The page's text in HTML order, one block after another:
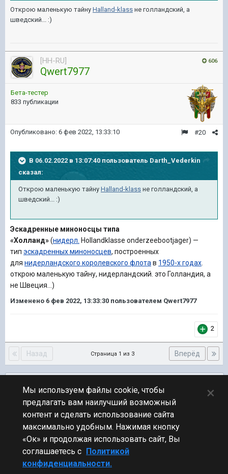
Открою маленькую тайну Halland-klass не голландский, а
шведский... :)
606
[HH-RU]
Qwert7977
Бета-тестер
833 публикации
#20
Опубликовано: 6 фев 2022, 13:33:10
В 06.02.2022 в 13:07:40 пользователь Darth_Vederkin
сказал:
Открою маленькую тайну Halland-klass не голландский, а
шведский... :)
Эскадренные миноносцы типа
«Холланд»(нидерл. Hollandklasse onderzeebootjager) —
тип эскадренных миноносцев, построенных
для нидерландского королевского флота в 1950-х годах
открою маленькую тайну, нидерландский. это Голландия, а
не Швеция...)
Изменено 6 фев 2022, 13:33:30 пользователем Qwert7977
2
Назад Вперёд
Страница 1 из 3
ПЕРЕЙТИ К СПИСКУ ТЕМ
Флудилка
Стиль
Мы используем файлы cookie, чтобы
предлагать вам наилучший возможный
контент и сделать использование сайта
максимально удобным. Нажимая кнопку
«Ок» и продолжая использовать сайт, Вы
соглашаетесь с Политикой
конфиденциальности.
×